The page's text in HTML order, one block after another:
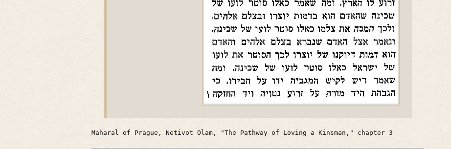
Maharal of Prague, Netivot Olam, "The Pathway of Loving a Kinsman," chapter 3